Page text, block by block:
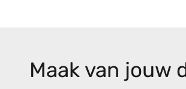
Maak van jouw